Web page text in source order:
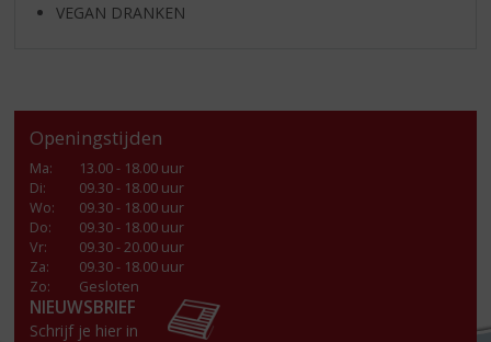
VEGAN DRANKEN
Openingstijden
Ma:
13.00 - 18.00 uur
Di:
09.30 - 18.00 uur
Wo:
09.30 - 18.00 uur
Do:
09.30 - 18.00 uur
Vr:
09.30 - 20.00 uur
Za:
09.30 - 18.00 uur
Zo:
Gesloten
NIEUWSBRIEF
Schrijf je hier in